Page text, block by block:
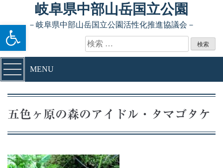
ツールバーを開く
Skip to content岐阜県中部山岳国立公園
－岐阜県中部山岳国立公園活性化推進協議会－
検索:
MENU
五色ヶ原の森のアイドル・タマゴタケ